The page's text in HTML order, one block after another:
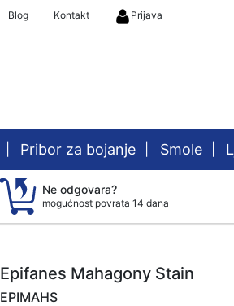
Blog Kontakt Prijava
Pribor za bojanje Smole
Ne odgovara?
mogućnost povrata 14 dana
Epifanes Mahagony Stain
EPIMAHS